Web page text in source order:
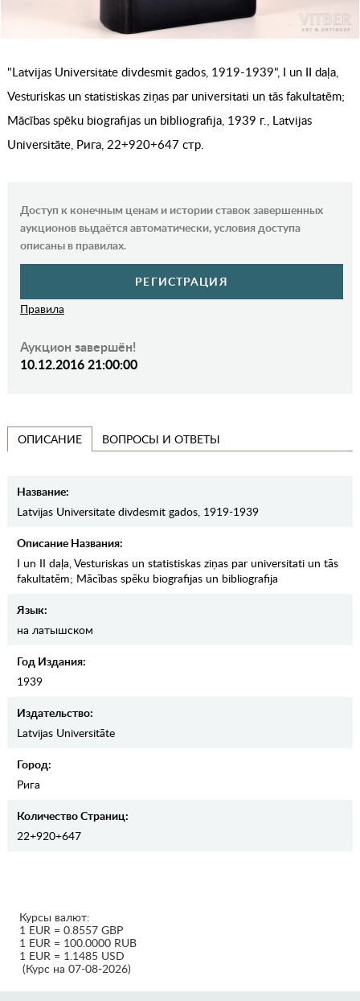
"Latvijas Universitate divdesmit gados, 1919-1939", I un II daļa,
Vesturiskas un statistiskas ziņas par universitati un tās fakultatēm;
Mācības spēku biografijas un bibliografija, 1939 г., Latvijas
Universitāte, Рига, 22+920+647 стр.
Доступ к конечным ценам и истории ставок завершенных
аукционов выдаётся автоматически, условия доступа
описаны в правилах.
РЕГИСТРАЦИЯ
Правила
Аукцион завершён!
10.12.2016 21:00:00
ОПИСАНИЕ ВОПРОСЫ И ОТВЕТЫ
Название:
Latvijas Universitate divdesmit gados, 1919-1939
Описание Названия:
I un II daļa, Vesturiskas un statistiskas ziņas par universitati un tās
fakultatēm; Mācības spēku biografijas un bibliografija
Язык:
на латышском
Год Издания:
1939
Издательство:
Latvijas Universitāte
Город:
Рига
Количество Страниц:
22+920+647
Курсы валют:
1 EUR = 0.8557 GBP
1 EUR = 100.0000 RUB
1 EUR = 1.1485 USD
(Курс на 07-08-2026)